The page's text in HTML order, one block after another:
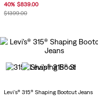
40% $839.00
$1399.00
Levi's® 315® Shaping Bootcut Jeans